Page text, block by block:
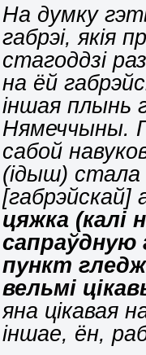
На думку
габрэі, якія
стагоддзі
на ёй
іншая плынь
Нямеччыны.
сабой
(ідыш) стала
цяжка (калі
сапраўдную
пункт
вельмі
яна цікавая
іншае, ён,